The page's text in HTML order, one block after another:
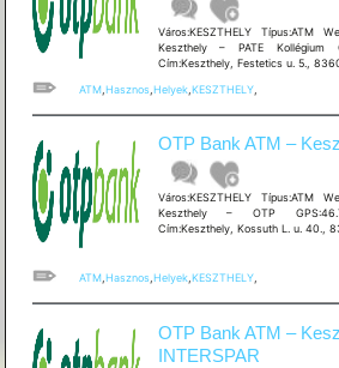
Város:KESZTHELY Típus:ATM
Keszthely – PATE Kollégium
Cím:Keszthely, Festetics u. 5.,
ATM, Hasznos, Helyek, KESZTHELY,
OTP Bank ATM –
Város:KESZTHELY Típus:ATM
Keszthely – OTP
Cím:Keszthely, Kossuth L. u. 40.,
ATM,Hasznos,Helyek,KESZTHELY,
OTP Bank ATM –
INTERSPAR